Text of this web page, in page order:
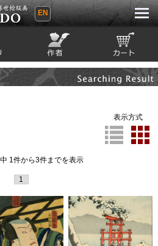
浮世
EN
絵師 カート
表示方式
1件から3件までを表示
1